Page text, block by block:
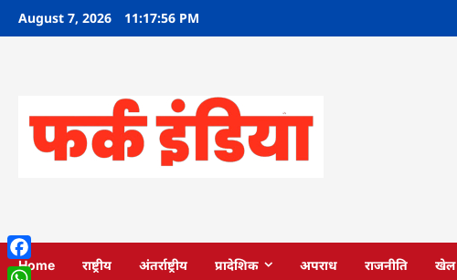
SkipAugust 7, 2026 11:17:57 PM
Home राष्ट्रीय अंतर्राष्ट्रीय प्रादेशिक अपराध राजनीति खेल
Facebook